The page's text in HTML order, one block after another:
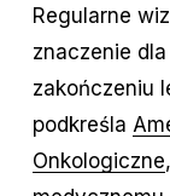
Regularne
znaczenie
zakończeniu
podkreśla
Onkologiczne